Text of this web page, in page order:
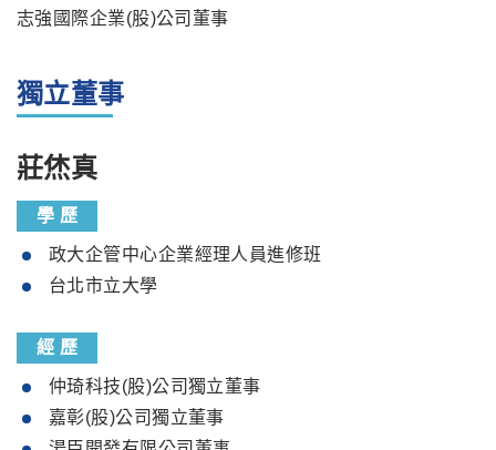
志強國際企業(股)公司董事
獨立董事
莊烋真
學 歷
政大企管中心企業經理人員進修班
台北市立大學
經 歷
仲琦科技(股)公司獨立董事
嘉彰(股)公司獨立董事